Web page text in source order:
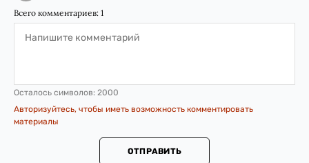
Всего комментариев: 1
Осталось символов: 2000
Авторизуйтесь, чтобы иметь возможность комментировать
материалы
ОТПРАВИТЬ